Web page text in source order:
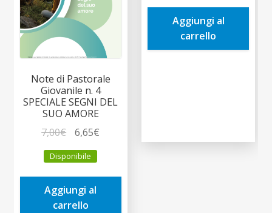
Note di Pastorale
Giovanile n. 4
SPECIALE SEGNI DEL
SUO AMORE
7,00€
prezzo
originale
era:
7,00€.
6,65€
è:
Disponibile
Aggiungi al
carrello
era:
16,00€.
è:
Aggiungi al
carrello